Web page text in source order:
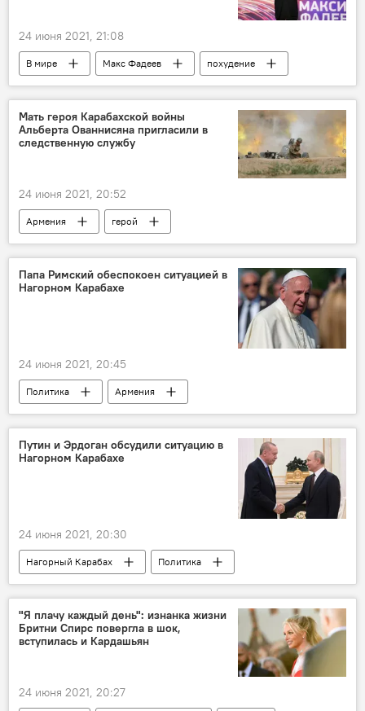
24 июня 2021, 21:08
В мире Макс Фадеев похудение
Мать героя Карабахской войны
Альберта Ованнисяна пригласили в
следственную службу
24 июня 2021, 20:52
Армения
герой
Специальная следственная служба
война
Папа Римский обеспокоен ситуацией в
Нагорном Карабахе
24 июня 2021, 20:45
Политика
Армения
Нагорный Карабах
Папа Римский
Путин и Эрдоган обсудили ситуацию в
Нагорном Карабахе
24 июня 2021, 20:30
Нагорный Карабах
Политика
Армения
Владимир Путин
"Я плачу каждый день": изнанка жизни
Бритни Спирс повергла в шок,
вступилась и Кардашьян
24 июня 2021, 20:27